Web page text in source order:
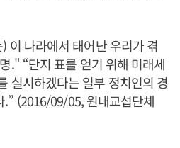
이 나라에서 태어난 우리가 겪
." “단지 표를 얻기 위해 미래세
실시하겠다는 일부 정치인의 경
(2016/09/05, 원내교섭단체